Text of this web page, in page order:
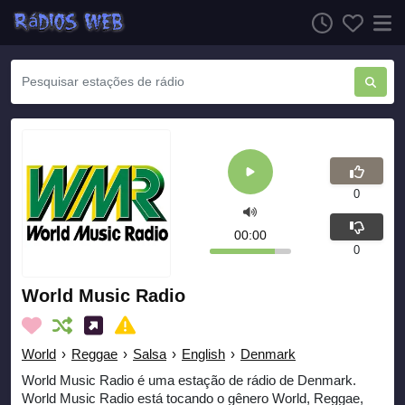
World Music Radio
World › Reggae › Salsa › English › Denmark
World Music Radio é uma estação de rádio de Denmark.
World Music Radio está tocando o gênero World, Reggae,
00:00
0
0